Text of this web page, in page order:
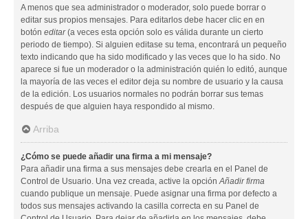
A menos que sea administrador o moderador, solo puede borrar o
editar sus propios mensajes. Para editarlos debe hacer clic en en
botón editar(a veces esta opción solo es válida durante un cierto
periodo de tiempo). Si alguien editase su tema, encontrará un pequeño
texto indicando que ha sido modificado y las veces que lo ha sido. No
aparece si fue un moderador o la administración quién lo editó, aunque
la mayoría de las veces el editor deja su nombre de usuario y la causa
de la edición. Los usuarios normales no podrán borrar sus temas
después de que alguien haya respondido al mismo.
Arriba
¿Cómo se puede añadir una firma a mi mensaje?
Para añadir una firma a sus mensajes debe crearla en el Panel de
Control de Usuario. Una vez creada, active la opciónAñadir firma
cuando publique un mensaje. Puede asignar una firma por defecto a
todos sus mensajes activando la casilla correcta en su Panel de